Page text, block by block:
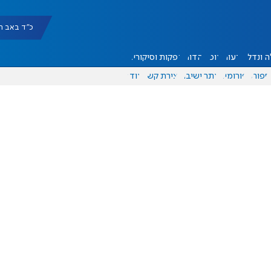
כ"ד באב תשפ"ו
ונדל"ן דעות אוכל יהדות הפקות וסיקורים
ספורט פורומים אתר ישיבה יצירת קשר עוד